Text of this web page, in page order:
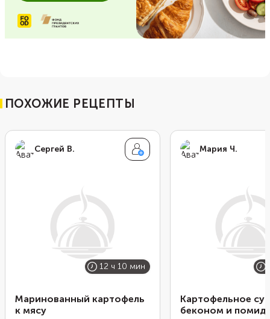
ПОХОЖИЕ РЕЦЕПТЫ
Сергей В.
12 ч 10 мин
Маринованный картофель
к мясу
Мария Ч.
Картофельное
беконом и